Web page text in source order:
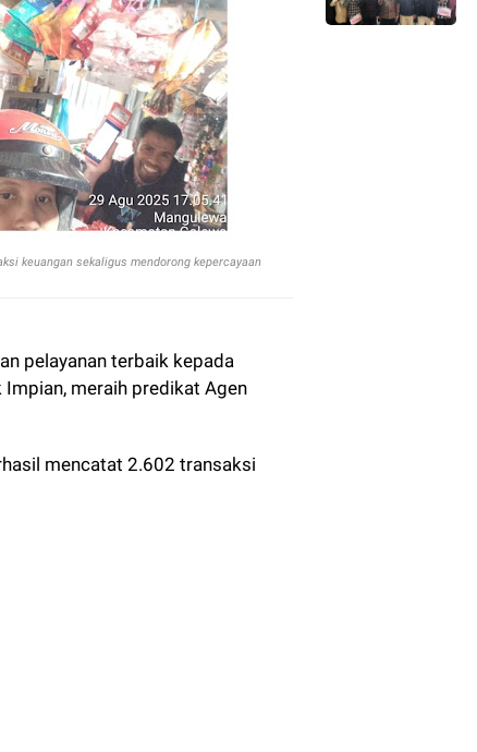
keuangan sekaligus mendorong kepercayaan
pelayanan terbaik kepada
meraih predikat Agen
mencatat 2.602 transaksi